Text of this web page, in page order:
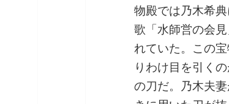
物殿では乃木希
歌「水師営の会
れていた。この
りわけ目を引く
の刀だ。乃木夫